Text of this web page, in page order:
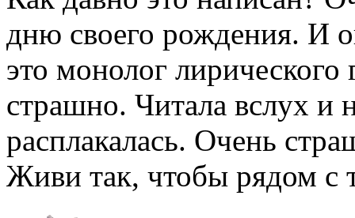
дню своего рождения. И
это монолог
страшно. Читала вслух и
расплакалась. Очень
Живи так, чтобы рядом с